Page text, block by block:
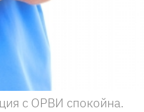
с ОРВИ спокойна.